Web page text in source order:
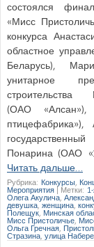
состоялся
«Мисс
конкурса
областное
Беларусь),
унитарное
(ОАО «Алсан»),
Понарина (ОАО
Читать дальше…
Рубрика: Конкурсы,
Мероприятия Метки:
Олега Акулича,
девушка, женщина,
Полещук, Минская
Мисс Пристоличье,
Ольга Гречная,
Стразина, улица